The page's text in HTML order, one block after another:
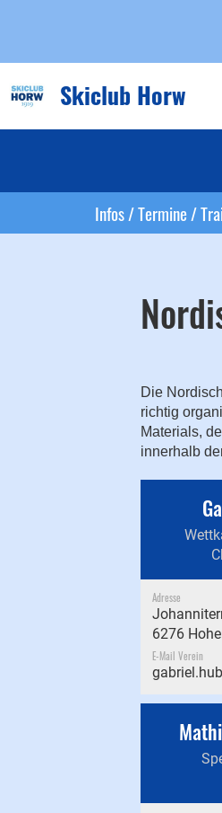
Skiclub Horw
Infos / Termine /
Die
richtig
Materials,
innerhalb
Adresse
6276
E-Mail Verein